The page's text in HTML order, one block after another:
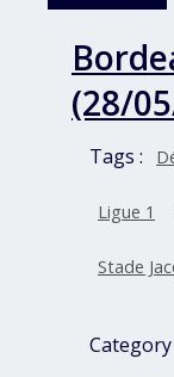
(28/
Tags :
Ligue 1
Stade
Category